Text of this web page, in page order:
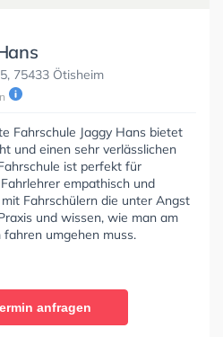
75433 Ötisheim
Fahrschule Jaggy Hans bietet
und einen sehr verlässlichen
ist perfekt für
empathisch und
Fahrschülern die unter Angst
und wissen, wie man am
umgehen muss.
anfragen